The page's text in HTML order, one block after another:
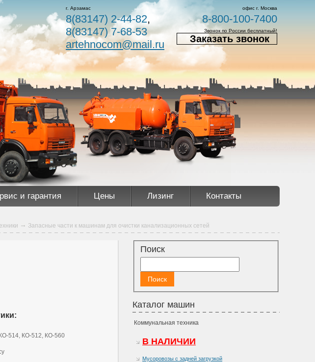
г. Арзамас
8(83147) 2-44-82,
8(83147) 7-68-53
artehnocom@mail.ru
офис г. Москва
8-800-100-7400
Звонок по России бесплатный!
Заказать звонок
и гарантия Цены Лизинг Контакты
Запасные части к машинам для очистки канализационных сетей
514, КО-512, КО-560
Поиск
Каталог машин
Коммунальная техника
В НАЛИЧИИ
Мусоровозы с задней загрузкой